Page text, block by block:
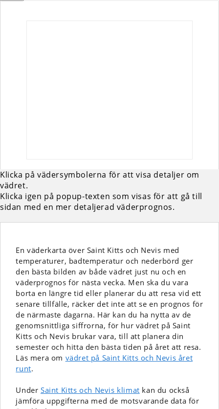
Klicka på vädersymbolerna för att visa detaljer om
vädret.
Klicka igen på popup-texten som visas för att gå till
sidan med en mer detaljerad väderprognos.
En väderkarta över Saint Kitts och Nevis med
temperaturer, badtemperatur och nederbörd ger
den bästa bilden av både vädret just nu och en
väderprognos för nästa vecka. Men ska du vara
borta en längre tid eller planerar du att resa vid ett
senare tillfälle, räcker det inte att se en prognos för
de närmaste dagarna. Här kan du ha nytta av de
genomsnittliga siffrorna, för hur vädret på Saint
Kitts och Nevis brukar vara, till att planera din
semester och hitta den bästa tiden på året att resa.
Läs mera om vädret på Saint Kitts och Nevis året
runt.
Under Saint Kitts och Nevis klimat kan du också
jämföra uppgifterna med de motsvarande data för